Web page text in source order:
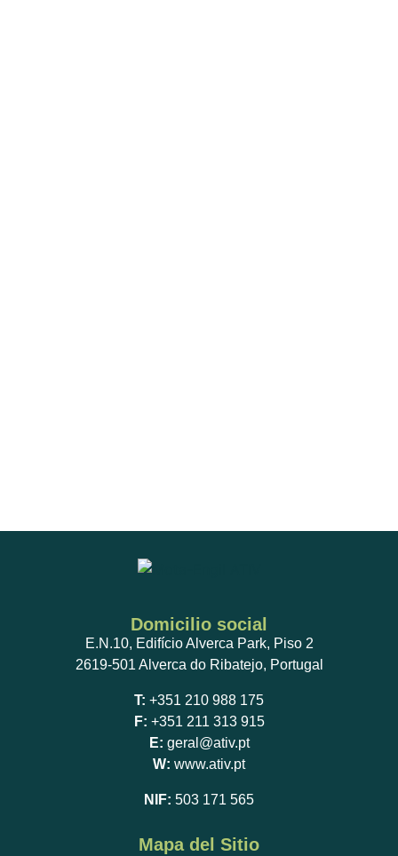
Domicilio social
E.N.10, Edifício Alverca Park, Piso 2
2619-501 Alverca do Ribatejo, Portugal
T: +351 210 988 175
F: +351 211 313 915
E: geral@ativ.pt
W: www.ativ.pt
NIF: 503 171 565
Mapa del Sitio